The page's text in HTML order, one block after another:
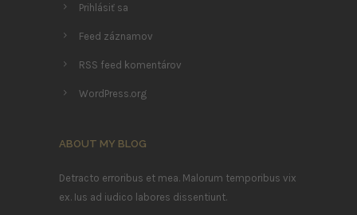
Prihlásiť sa
Feed záznamov
RSS feed komentárov
WordPress.org
ABOUT MY BLOG
Detracto erroribus et mea. Malorum temporibus vix
ex. Ius ad iudico labores dissentiunt.